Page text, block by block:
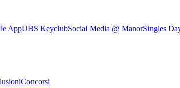
AppUBS KeyclubSocial Media @ ManorSingles
Concorsi